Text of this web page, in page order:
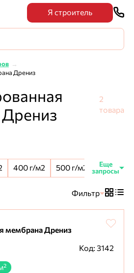
Я строитель
Дрениз
2
товара
400 г/м2 500 г/м2 8 мм шип
Фильтр
мембрана Дрениз
Код: 3142